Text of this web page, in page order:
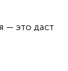
— это даст